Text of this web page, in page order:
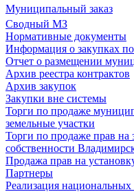
Муниципальный заказ
Сводный МЗ
Нормативные документы
Информация о закупках
Отчет о размещении
Архив реестра контрактов
Архив закупок
Закупки вне системы
Торги по продаже
земельные участки
Торги по продаже прав на
собственности
Продажа прав на
Партнеры
Реализация национальных